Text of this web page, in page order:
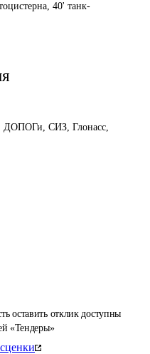
оставить отклик доступны
«Тендеры»
40' танк-
ДОПОГи, СИЗ, Глонасс,